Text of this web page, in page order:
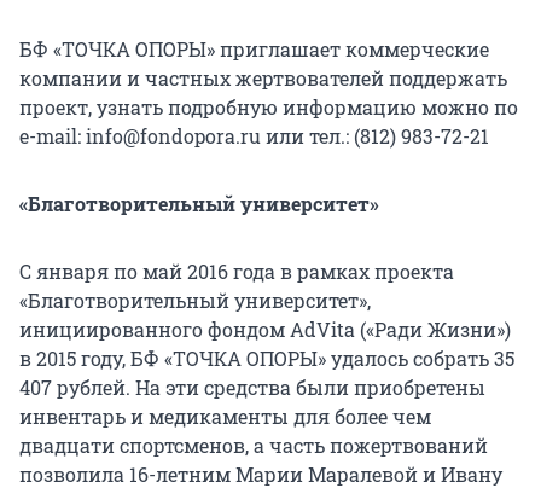
БФ «ТОЧКА ОПОРЫ» приглашает коммерческие
компании и частных жертвователей поддержать
проект, узнать подробную информацию можно по
e-mail: info@fondopora.ru или тел.: (812) 983-72-21
«Благотворительный университет»
С января по май 2016 года в рамках проекта
«Благотворительный университет»,
инициированного фондом AdVita («Ради Жизни»)
в 2015 году, БФ «ТОЧКА ОПОРЫ» удалось собрать 35
407 рублей. На эти средства были приобретены
инвентарь и медикаменты для более чем
двадцати спортсменов, а часть пожертвований
позволила 16-летним Марии Маралевой и Ивану